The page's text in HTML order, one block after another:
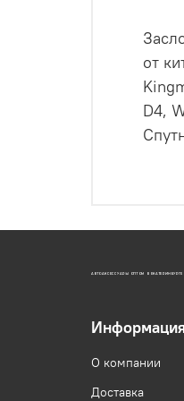
от
D4,
АВТОАКСЕССУАРЫ ОПТОМ В ЕКАТЕРИНБУРГЕ
Информация
О компании
Доставка